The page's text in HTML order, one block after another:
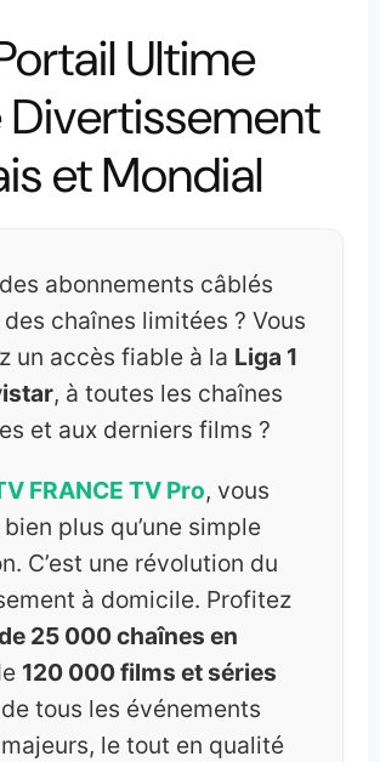
Ultime
Divertissement
et Mondial
abonnements câblés
chaînes limitées ? Vous
un accès fiable à la Liga 1
, à toutes les chaînes
et aux derniers films ?
FRANCE TV Pro, vous
plus qu’une simple
C’est une révolution du
à domicile. Profitez
25 000 chaînes en
120 000 films et séries
tous les événements
le tout en qualité